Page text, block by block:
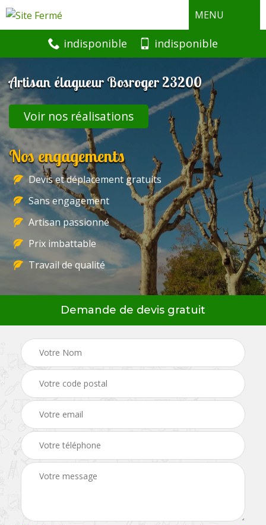
MENU
indisponible indisponible
Artisan élagueur Bosroger 23200
Voir nos réalisations
Nos engagements
Devis et déplacement gratuits
Sans engagement
Artisan passionné
Prix imbattable
Travail de qualité
Demande de devis gratuit